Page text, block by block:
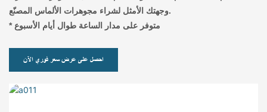
وجهتك الأمثل لشراء مجوهرات الألماس المصنّع.
* متوفر على مدار الساعة طوال أيام الأسبوع
احصل على عرض سعر فوري الآن